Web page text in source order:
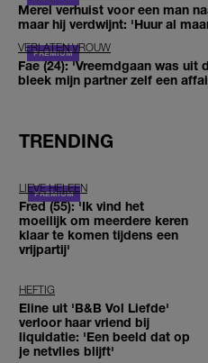
Merel verhuist voor een man
maar hij verdwijnt: 'Huur al
VERLATEN VROUW
Fae (24): 'Vreemdgaan was
bleek mijn partner zelf een
TRENDING
LIEVE HELEEN
Fred (55): 'Ik vind het
moeilijk om meerdere keren
klaar te komen tijdens een
vrijpartij'
HEFTIG
Eline uit 'B&B Vol Liefde'
verloor haar vriend bij
liquidatie: 'Een beeld dat op
je netvlies blijft'